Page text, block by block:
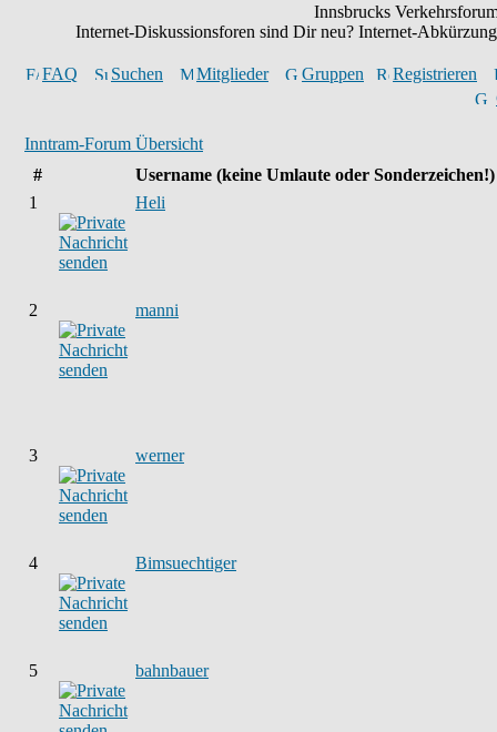
Innsbrucks
Internet-Diskussionsforen sind Dir neu? Internet-
FAQ Suchen Mitglieder Gruppen
Registrieren
Inntram-Forum Übersicht
#
Username (keine Umlaute oder Sonderzeichen!)
1
Heli
2 manni
3 werner
4 Bimsuechtiger
5 bahnbauer